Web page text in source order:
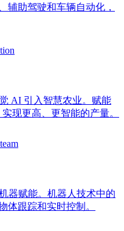
辅助驾驶和车辆自动化，
AI 引入智慧农业。赋能
现更高、更智能的产量。
器赋能。机器人技术中的
体跟踪和实时控制。